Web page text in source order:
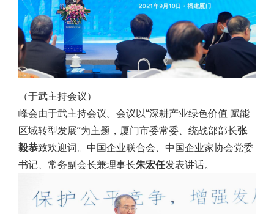
（于武主持会议）
峰会由于武主持会议。会议以“深耕产业绿色价值 赋能
区域转型发展”为主题，厦门市委常委、统战部部长张
毅恭致欢迎词。中国企业联合会、中国企业家协会党委
书记、常务副会长兼理事长朱宏任发表讲话。